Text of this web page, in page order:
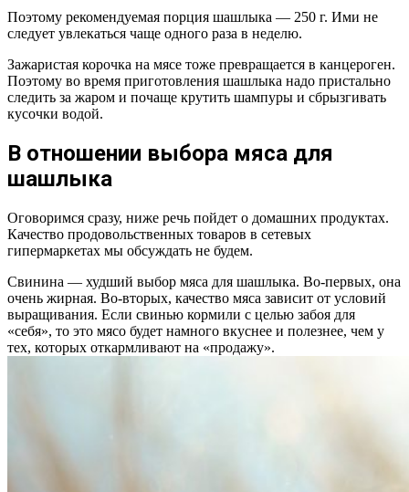
Поэтому рекомендуемая порция шашлыка — 250 г. Ими не
следует увлекаться чаще одного раза в неделю.
Зажаристая корочка на мясе тоже превращается в канцероген.
Поэтому во время приготовления шашлыка надо пристально
следить за жаром и почаще крутить шампуры и сбрызгивать
кусочки водой.
В отношении выбора мяса для
шашлыка
Оговоримся сразу, ниже речь пойдет о домашних продуктах.
Качество продовольственных товаров в сетевых
гипермаркетах мы обсуждать не будем.
Свинина — худший выбор мяса для шашлыка. Во-первых, она
очень жирная. Во-вторых, качество мяса зависит от условий
выращивания. Если свинью кормили с целью забоя для
«себя», то это мясо будет намного вкуснее и полезнее, чем у
тех, которых откармливают на «продажу».